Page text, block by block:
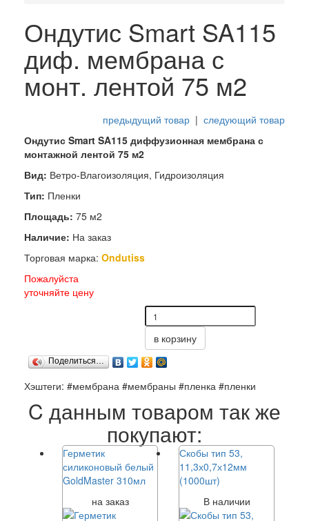
Ондутис Smart SA115
диф. мембрана с
монт. лентой 75 м2
предыдущий товар | следующий товар
Ондутис Smart SA115 диффузионная мембрана с
монтажной лентой 75 м2
Вид: Ветро-Влагоизоляция, Гидроизоляция
Тип: Пленки
Площадь: 75 м2
Наличие: На заказ
Торговая марка: Ondutiss
Пожалуйста
уточняйте цену
в корзину
Поделиться…
Хэштеги: #мембрана #мембраны #пленка #пленки
C данным товаром так же
покупают:
Герметик
силиконовый белый
GoldMaster 310мл
на заказ
Скобы тип 53,
11,3х0,7х12мм
(1000шт)
В наличии